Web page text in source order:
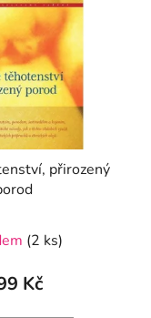
přirozený
(2 ks)
Kč